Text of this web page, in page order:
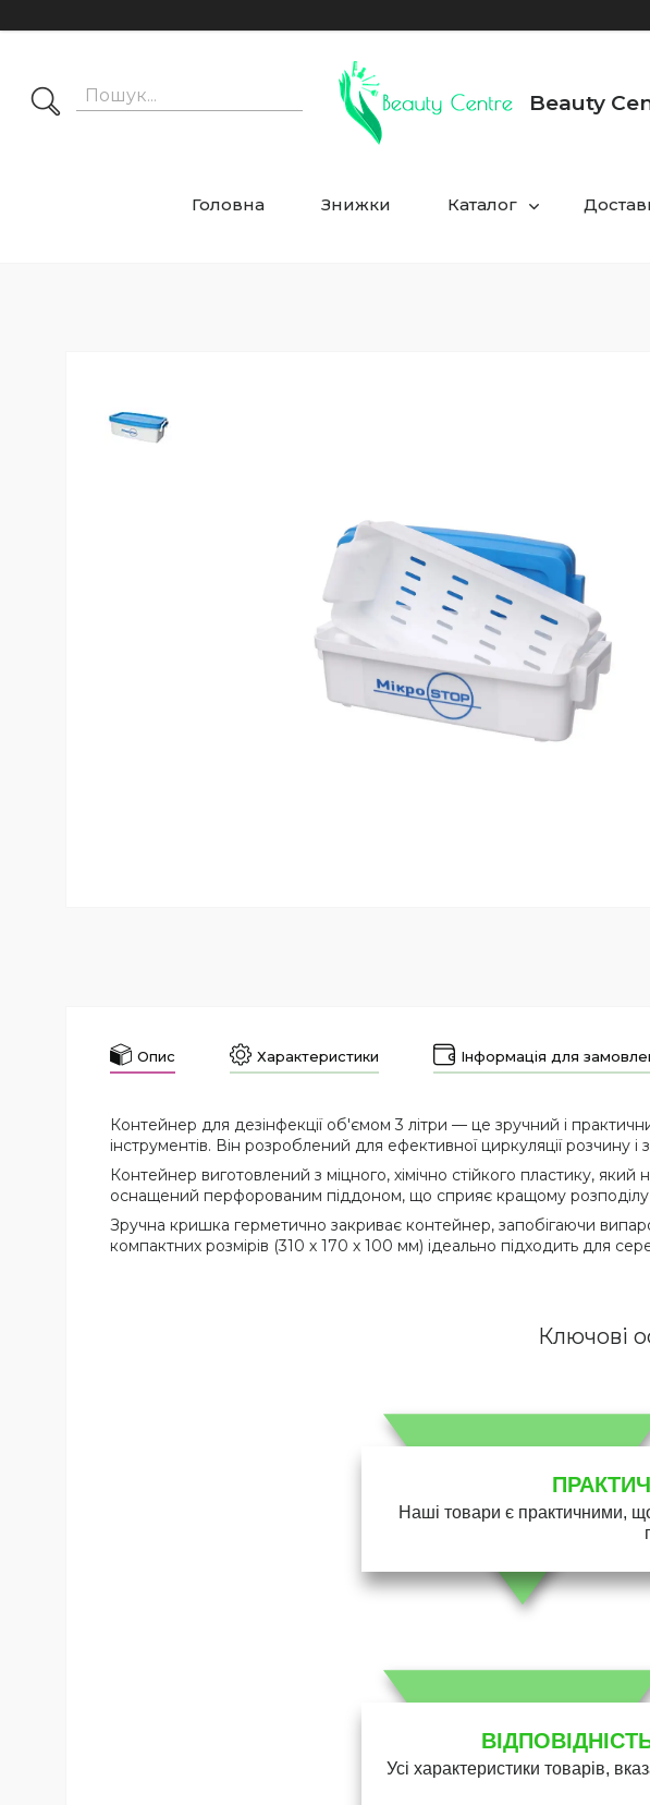
Beauty
Головна Знижки Каталог
Опис Характеристики Інформація для
Контейнер для дезінфекції об'ємом 3 літри — це зручний і
інструментів. Він розроблений для ефективної циркуляції розчину
Контейнер виготовлений з міцного, хімічно стійкого пластику,
оснащений перфорованим піддоном, що сприяє кращому
Зручна кришка герметично закриває контейнер, запобігаючи
компактних розмірів (310 х 170 х 100 мм) ідеально підходить для
Ключові
Наші товари є практичними,
Усі характеристики товарів,